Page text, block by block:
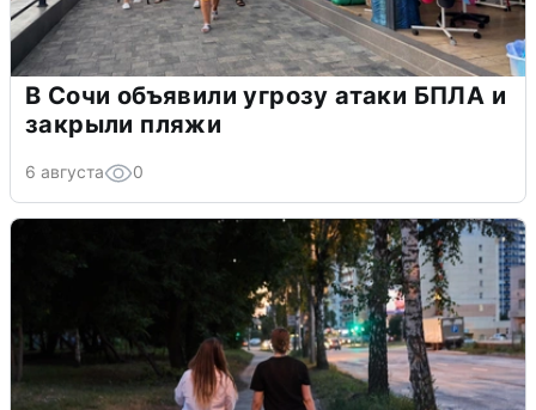
В Сочи объявили угрозу атаки БПЛА и
закрыли пляжи
6 августа 0